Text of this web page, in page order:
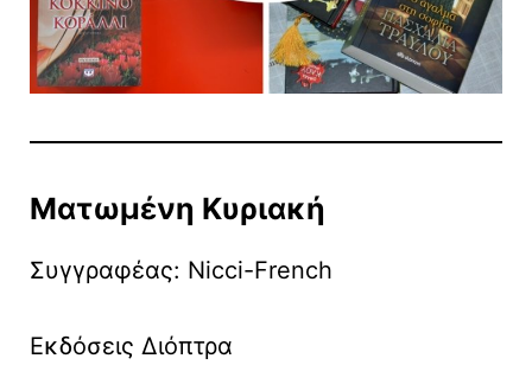
Ματωμένη Κυριακή
Συγγραφέας: Nicci-French
Εκδόσεις Διόπτρα